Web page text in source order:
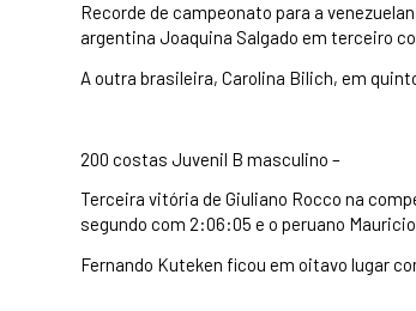
Recorde de campeonato para a
argentina Joaquina Salgado em terceiro
A outra brasileira, Carolina Bilich, em
200 costas Juvenil B masculino –
Terceira vitória de Giuliano Rocco na
segundo com 2:06:05 e o peruano
Fernando Kuteken ficou em oitavo lugar